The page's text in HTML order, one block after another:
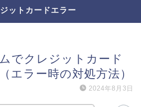
ットカードエラー
でクレジットカード
エラー時の対処方法）
2024年8月3日